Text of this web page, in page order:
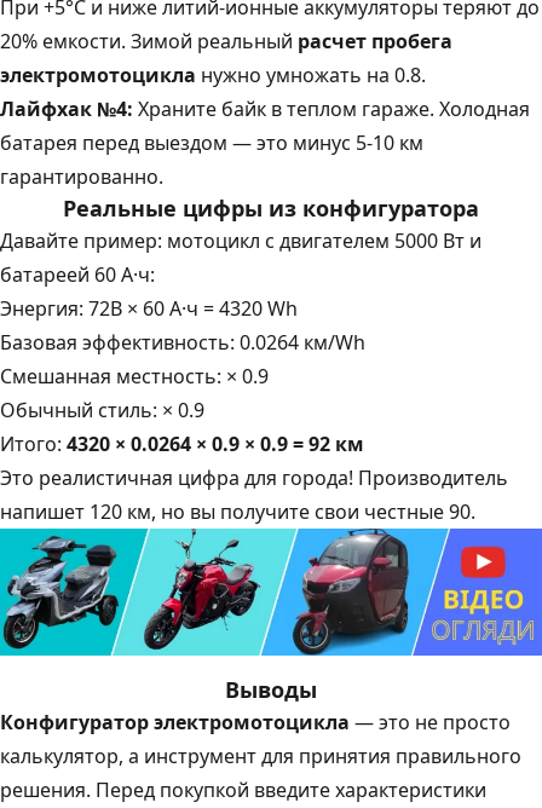
При +5°C и ниже литий-ионные аккумуляторы теряют до
20% емкости. Зимой реальный расчет пробега
электромотоцикла нужно умножать на 0.8.
Лайфхак №4: Храните байк в теплом гараже. Холодная
батарея перед выездом — это минус 5-10 км
гарантированно.
Реальные цифры из конфигуратора
Давайте пример: мотоцикл с двигателем 5000 Вт и
батареей 60 А·ч:
Энергия: 72В × 60 А·ч = 4320 Wh
Базовая эффективность: 0.0264 км/Wh
Смешанная местность: × 0.9
Обычный стиль: × 0.9
Итого: 4320 × 0.0264 × 0.9 × 0.9 = 92 км
Это реалистичная цифра для города! Производитель
напишет 120 км, но вы получите свои честные 90.
Выводы
Конфигуратор электромотоцикла — это не просто
калькулятор, а инструмент для принятия правильного
решения. Перед покупкой введите характеристики